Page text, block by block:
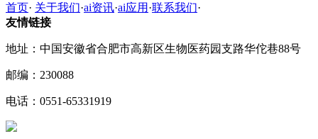
首页· 关于我们·ai资讯·ai应用 ·联系我们·
友情链接
地址：中国安徽省合肥市高新区生物医药园支路华佗巷88号
邮编：230088
电话：0551-65331919